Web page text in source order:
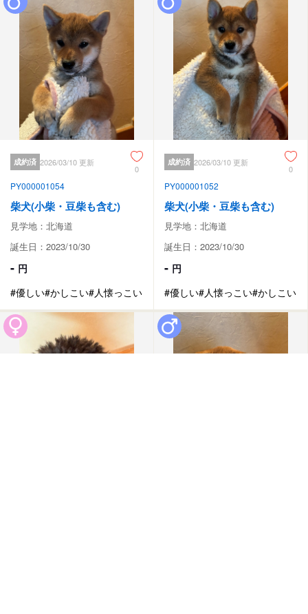
成約済 2026/03/10 更新
0
PY000001054
柴犬(小柴・豆柴も含む)
見学地：北海道
誕生日：2023/10/30
- 円
#優しい#かしこい#人懐っこい
成約済 2026/03/10 更新
0
PY000001052
柴犬(小柴・豆柴も含む)
見学地：北海道
誕生日：2023/10/30
- 円
#優しい#人懐っこい#かしこい